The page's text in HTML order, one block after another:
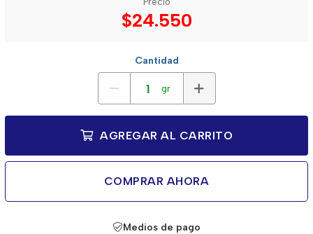
$24.550
Cantidad
gr
AGREGAR AL CARRITO
COMPRAR AHORA
Medios de pago